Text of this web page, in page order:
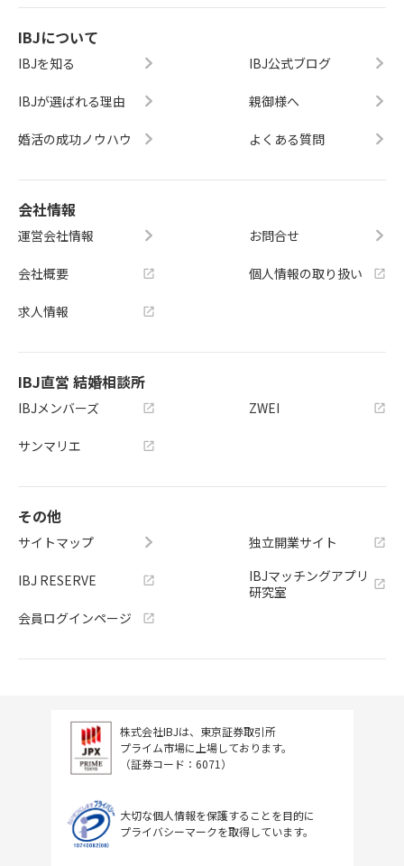
IBJについて
IBJを知る
IBJが選ばれる理由
婚活の成功ノウハウ
IBJ公式ブログ
親御様へ
よくある質問
会社情報
運営会社情報
会社概要
求人情報
お問合せ
個人情報の取り扱い
IBJ直営 結婚相談所
IBJメンバーズ
サンマリエ
ZWEI
その他
サイトマップ
IBJ RESERVE
会員ログインページ
独立開業サイト
IBJマッチングアプリ
研究室
株式会社IBJは、東京証券取引所
プライム市場に上場しております。
（証券コード：6071）
大切な個人情報を保護することを目的に
プライバシーマークを取得しています。